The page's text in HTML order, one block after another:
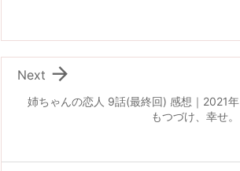
姉ちゃんの恋人 9話(最終回) 感想｜2021年
もつづけ、幸せ。

Next